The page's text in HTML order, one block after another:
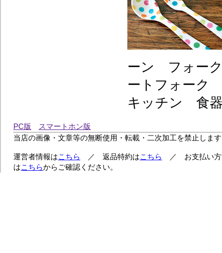
ーン フォー
ートフォー
キッチン 食
PC版
スマートホン版
当店の画像・文章等の無断使用・転載・二次加工を禁止しま
運営者情報はこちら ／ 返品特約はこちら
／ お支払い方
はこちらからご確認ください。